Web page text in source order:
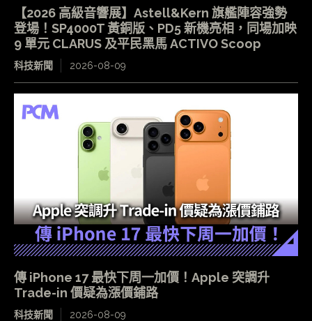
【2026 高級音響展】Astell&Kern 旗艦陣容強勢
登場！SP4000T 黃銅版、PD5 新機亮相，同場加映
9 單元 CLARUS 及平民黑馬 ACTIVO Scoop
科技新聞 2026-08-09
傳 iPhone 17 最快下周一加價！Apple 突調升
Trade-in 價疑為漲價鋪路
科技新聞 2026-08-09